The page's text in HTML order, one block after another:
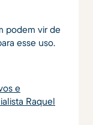
podem vir de
esse uso.
e
Raquel